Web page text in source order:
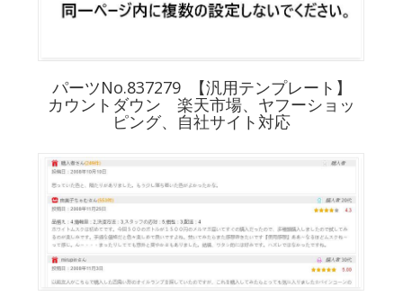
パーツNo.837279 【汎用テンプレート】
カウントダウン 楽天市場、ヤフーショッ
ピング、自社サイト対応